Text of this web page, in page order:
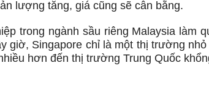
lượng tăng, giá cũng sẽ cân bằng.
trong ngành sầu riêng Malaysia làm
giờ, Singapore chỉ là một thị trường
hơn đến thị trường Trung Quốc